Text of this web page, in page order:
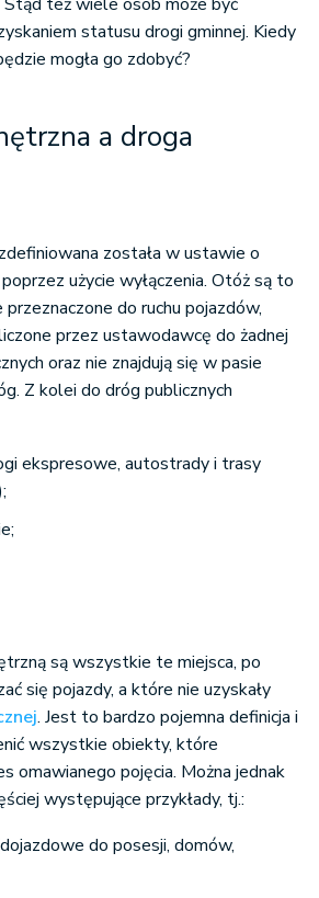
statusu drogi gminnej. Kiedy
mogła go zdobyć?
a droga
została w ustawie o
użycie wyłączenia. Otóż są to
do ruchu pojazdów,
przez ustawodawcę do żadnej
oraz nie znajdują się w pasie
Z kolei do dróg publicznych
ekspresowe, autostrady i trasy
są wszystkie te miejsca, po
się pojazdy, a które nie uzyskały
. Jest to bardzo pojemna definicja i
wszystkie obiekty, które
omawianego pojęcia. Można jednak
występujące przykłady, tj.:
do posesji, domów,